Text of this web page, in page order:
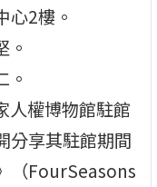
心2樓。
。
。
人權博物館駐館
分享其駐館期間
（FourSeasons